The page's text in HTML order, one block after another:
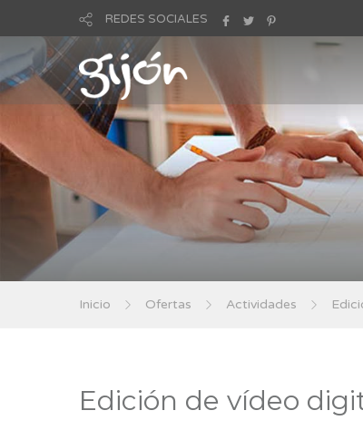
REDES SOCIALES
Inicio Ofertas Actividades
Edición de vídeo